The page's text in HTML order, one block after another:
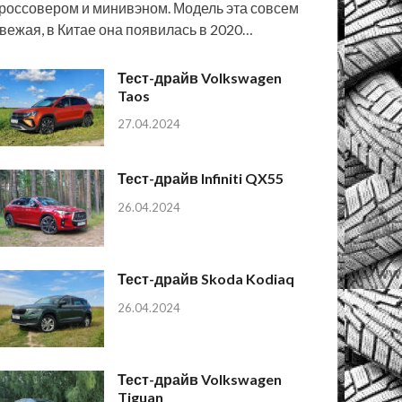
и минивэном. Модель эта совсем
в Китае она появилась в 2020…
Тест-драйв Volkswagen
Taos
27.04.2024
Тест-драйв Infiniti QX55
26.04.2024
Тест-драйв Skoda Kodiaq
26.04.2024
Тест-драйв Volkswagen
Tiguan